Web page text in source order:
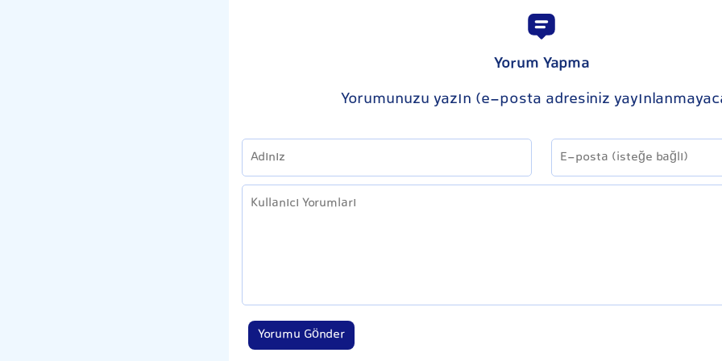
Yorum Yapma
Yorumunuzu yazın (e-posta adresiniz
Yorumu Gönder